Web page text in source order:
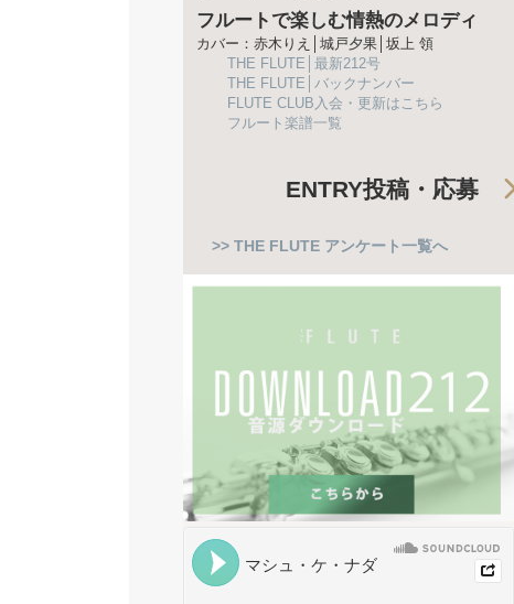
フルートで楽しむ情熱のメロディ
カバー：赤木りえ│城戸夕果│坂上 領
THE FLUTE│最新212号
THE FLUTE│バックナンバー
FLUTE CLUB入会・更新はこちら
フルート楽譜一覧
ENTRY投稿・応募
>> THE FLUTE アンケート一覧へ